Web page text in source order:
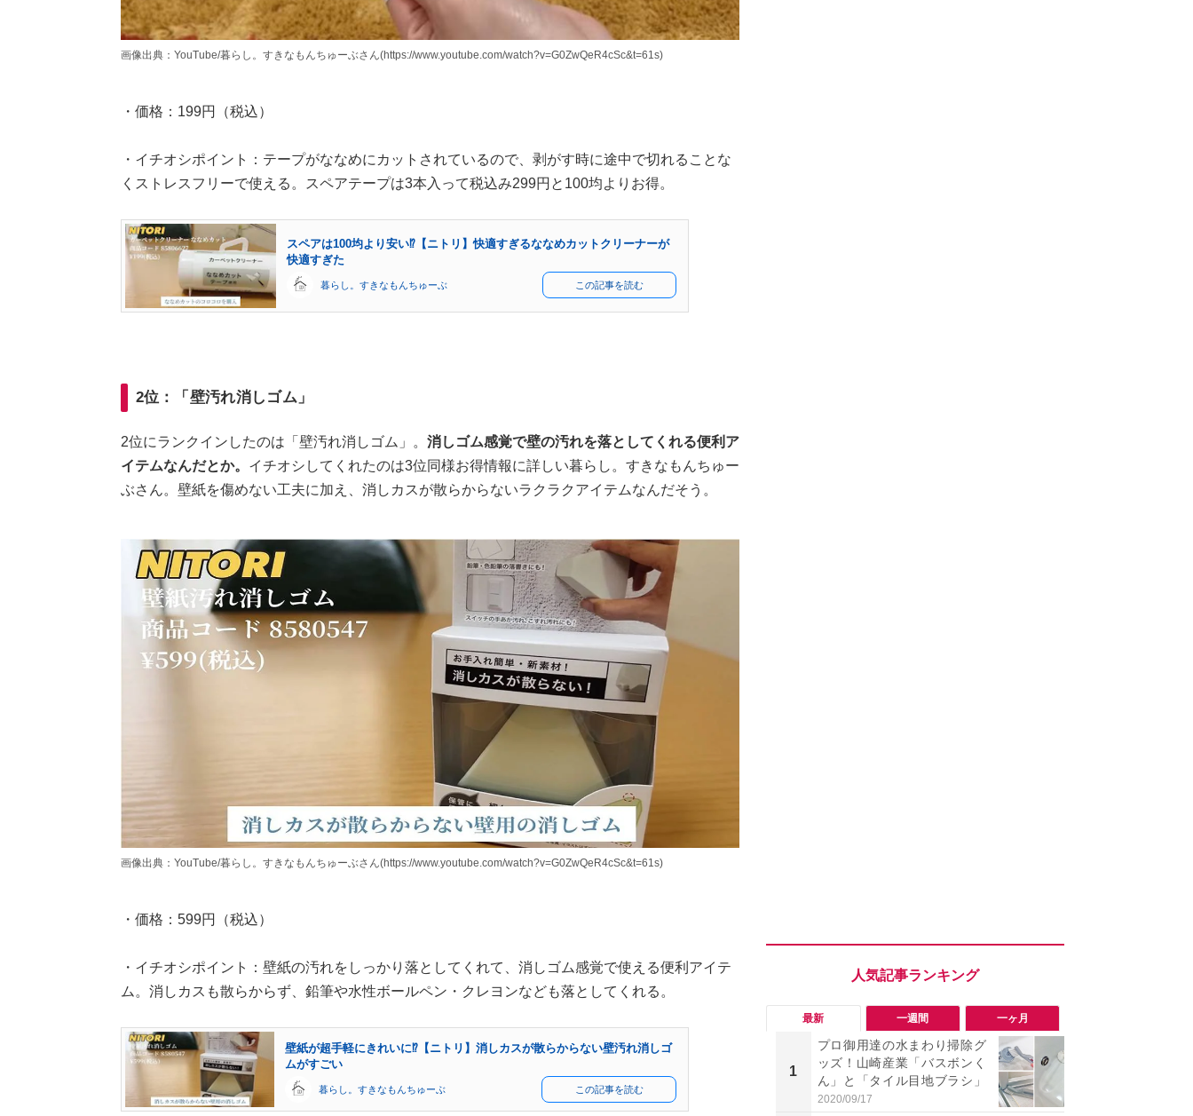
画像出典：YouTube/暮らし。すきなもんちゅーぶさん(https://www.youtube.com/watch?v=G0ZwQeR4cSc&t=61s)
・価格：199円（税込）
・イチオシポイント：テープがななめにカットされているので、剥がす時に途中で切れることな
くストレスフリーで使える。スペアテープは3本入って税込み299円と100均よりお得。
スペアは100均より安い⁉【ニトリ】快適すぎるななめカットクリーナーが
快適すぎた
暮らし。すきなもんちゅーぶ この記事を読む
2位：「壁汚れ消しゴム」
2位にランクインしたのは「壁汚れ消しゴム」。 消しゴム感覚で壁の汚れを落としてくれる便利ア
イテムなんだとか。 イチオシしてくれたのは3位同様お得情報に詳しい暮らし。すきなもんちゅー
ぶさん。壁紙を傷めない工夫に加え、消しカスが散らからないラクラクアイテムなんだそう。
画像出典：YouTube/暮らし。すきなもんちゅーぶさん(https://www.youtube.com/watch?v=G0ZwQeR4cSc&t=61s)
・価格：599円（税込）
・イチオシポイント：壁紙の汚れをしっかり落としてくれて、消しゴム感覚で使える便利アイテ
ム。消しカスも散らからず、鉛筆や水性ボールペン・クレヨンなども落としてくれる。
壁紙が超手軽にきれいに⁉【ニトリ】消しカスが散らからない壁汚れ消しゴ
ムがすごい
暮らし。すきなもんちゅーぶ この記事を読む
最新 一週間 一ヶ月
1
プロ御用達の水まわり掃除グ
ッズ！山崎産業「バスボンく
ん」と「タイル目地ブラシ」
2020/09/17